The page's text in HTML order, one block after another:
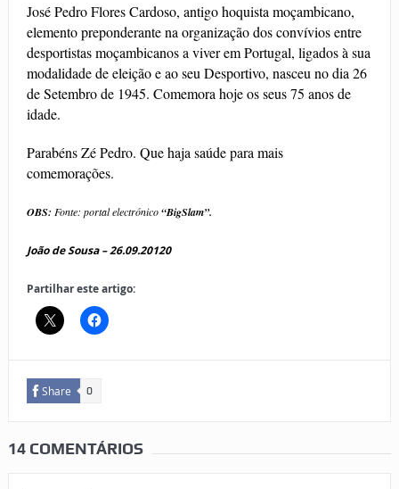
José Pedro Flores Cardoso, antigo hoquista moçambicano,
elemento preponderante na organização dos convívios entre
desportistas moçambicanos a viver em Portugal, ligados à sua
modalidade de eleição e ao seu Desportivo, nasceu no dia 26
de Setembro de 1945. Comemora hoje os seus 75 anos de
idade.
Parabéns Zé Pedro. Que haja saúde para mais
comemorações.
OBS: Fonte: portal electrónico“BigSlam”.
João de Sousa – 26.09.20120
Partilhar este artigo:
Share 0
14 COMENTÁRIOS